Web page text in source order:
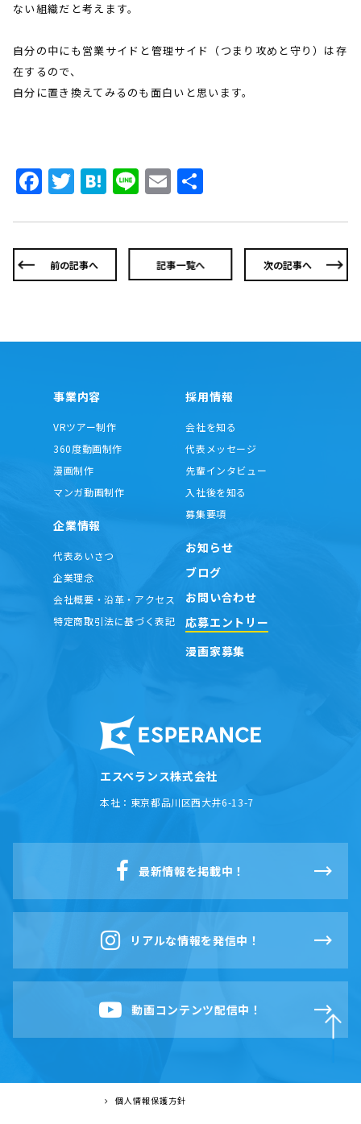
ない組織だと考えます。
自分の中にも営業サイドと管理サイド（つまり攻めと守り）は存
在するので、
自分に置き換えてみるのも面白いと思います。
Facebook
Twitter
Hatena
LineEmail
前の記事へ 記事一覧へ 次の記事へ
エスペランス株式会社
本社： 東京都品川区西大井6-13-7
事業内容
VRツアー制作
360度動画制作
漫画制作
マンガ動画制作
企業情報
代表あいさつ
企業理念
会社概要・沿革・アクセス
特定商取引法に基づく表記
採用情報
会社を知る
代表メッセージ
先輩インタビュー
入社後を知る
募集要項
お知らせ
ブログ
お問い合わせ
応募エントリー
漫画家募集
最新情報を掲載中！
リアルな情報を発信中！
動画コンテンツ配信中！
個人情報保護方針